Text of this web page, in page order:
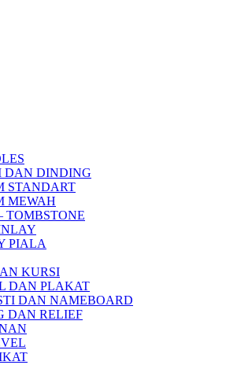
DAN DINDING
STANDART
MEWAH
TOMBSTONE
PIALA
KURSI
DAN PLAKAT
DAN NAMEBOARD
DAN RELIEF